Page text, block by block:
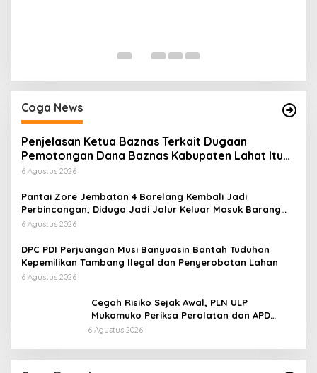
Coga News
Penjelasan Ketua Baznas Terkait Dugaan
Pemotongan Dana Baznas Kabupaten Lahat Itu
Tidak Benar
6 Agustus 2026
Pantai Zore Jembatan 4 Barelang Kembali Jadi
Perbincangan, Diduga Jadi Jalur Keluar Masuk Barang
Tanpa Dokumen Kepabeanan, Nama Berinisial WL
di Kawasan Pesisir
6 Agustus 2026
DPC PDI Perjuangan Musi Banyuasin Bantah Tuduhan
Kepemilikan Tambang Ilegal dan Penyerobotan Lahan
6 Agustus 2026
Cegah Risiko Sejak Awal, PLN ULP
Mukomuko Periksa Peralatan dan APD
Petugas secara Rutin
6 Agustus 2026